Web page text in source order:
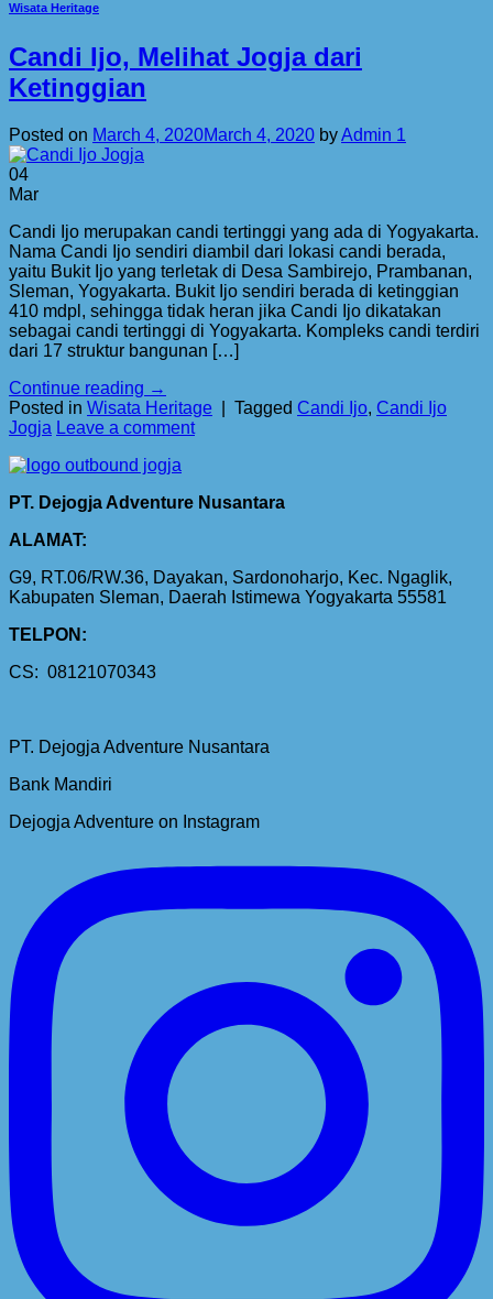
Wisata Heritage
Candi Ijo, Melihat Jogja dari
Ketinggian
Posted on March 4, 2020March 4, 2020 byAdmin 1
04
Mar
Candi Ijo merupakan candi tertinggi yang ada di Yogyakarta.
Nama Candi Ijo sendiri diambil dari lokasi candi berada,
yaitu Bukit Ijo yang terletak di Desa Sambirejo, Prambanan,
Sleman, Yogyakarta. Bukit Ijo sendiri berada di ketinggian
410 mdpl, sehingga tidak heran jika Candi Ijo dikatakan
sebagai candi tertinggi di Yogyakarta. Kompleks candi terdiri
dari 17 struktur bangunan […]
Continue reading →
Posted in Wisata Heritage Tagged Candi Ijo, Candi Ijo
Jogja Leave a comment
PT. Dejogja Adventure Nusantara
ALAMAT:
G9, RT.06/RW.36, Dayakan, Sardonoharjo, Kec. Ngaglik,
Kabupaten Sleman, Daerah Istimewa Yogyakarta 55581
TELPON:
CS: 08121070343
PT. Dejogja Adventure Nusantara
Bank Mandiri
Dejogja Adventure on Instagram